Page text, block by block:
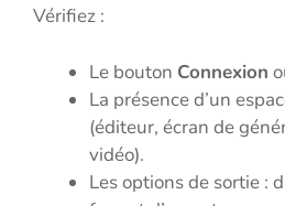
Vérifiez :
Le bouton Connexion
La présence d’un
(éditeur, écran de
vidéo).
Les options de sortie :